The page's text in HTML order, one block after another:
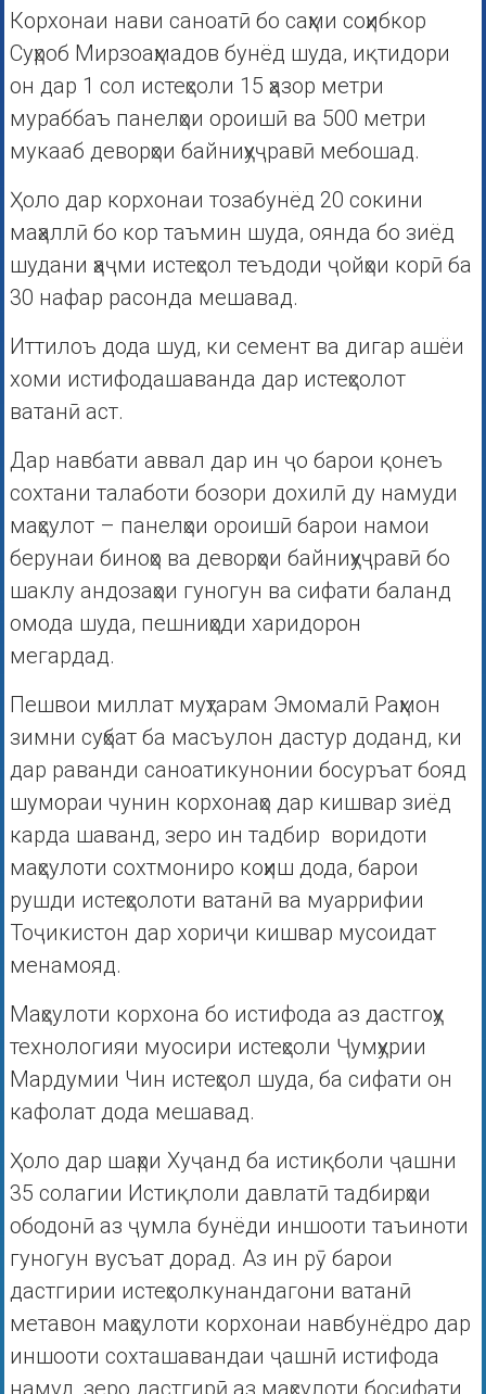
Корхонаи нави саноатӣ бо саҳми соҳибкор
Суҳроб Мирзоаҳмадов бунёд шуда, иқтидори
он дар 1 сол истеҳсоли 15 ҳазор метри
мураббаъ панелҳои ороишӣ ва 500 метри
мукааб деворҳои байниҳуҷравӣ мебошад.
Ҳоло дар корхонаи тозабунёд 20 сокини
маҳаллӣ бо кор таъмин шуда, оянда бо зиёд
шудани ҳаҷми истеҳсол теъдоди ҷойҳои корӣ ба
30 нафар расонда мешавад.
Иттилоъ дода шуд, ки семент ва дигар ашёи
хоми истифодашаванда дар истеҳсолот
ватанӣ аст.
Дар навбати аввал дар ин ҷо барои қонеъ
сохтани талаботи бозори дохилӣ ду намуди
маҳсулот – панелҳои ороишӣ барои намои
берунаи биноҳо ва деворҳои байниҳуҷравӣ бо
шаклу андозаҳои гуногун ва сифати баланд
омода шуда, пешниҳоди харидорон
мегардад.
Пешвои миллат муҳтарам Эмомалӣ Раҳмон
зимни суҳбат ба масъулон дастур доданд, ки
дар раванди саноатикунонии босуръат бояд
шумораи чунин корхонаҳо дар кишвар зиёд
карда шаванд, зеро ин тадбир воридоти
маҳсулоти сохтмониро коҳиш дода, барои
рушди истеҳсолоти ватанӣ ва муаррифии
Тоҷикистон дар хориҷи кишвар мусоидат
менамояд.
Маҳсулоти корхона бо истифода аз дастгоҳу
технологияи муосири истеҳсоли Ҷумҳурии
Мардумии Чин истеҳсол шуда, ба сифати он
кафолат дода мешавад.
Ҳоло дар шаҳри Хуҷанд ба истиқболи ҷашни
35 солагии Истиқлоли давлатӣ тадбирҳои
ободонӣ аз ҷумла бунёди иншооти таъиноти
гуногун вусъат дорад. Аз ин рӯ барои
дастгирии истеҳсолкунандагони ватанӣ
метавон маҳсулоти корхонаи навбунёдро дар
иншооти сохташавандаи ҷашнӣ истифода